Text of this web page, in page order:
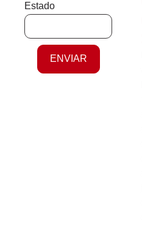
Estado
ENVIAR